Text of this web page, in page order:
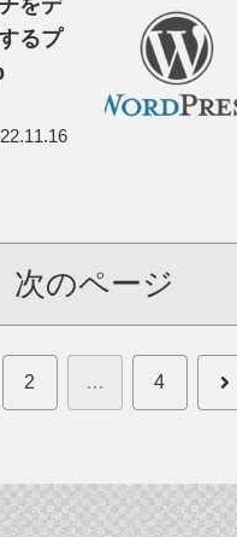
をデ
るプ
次のページ
2 … 4 次